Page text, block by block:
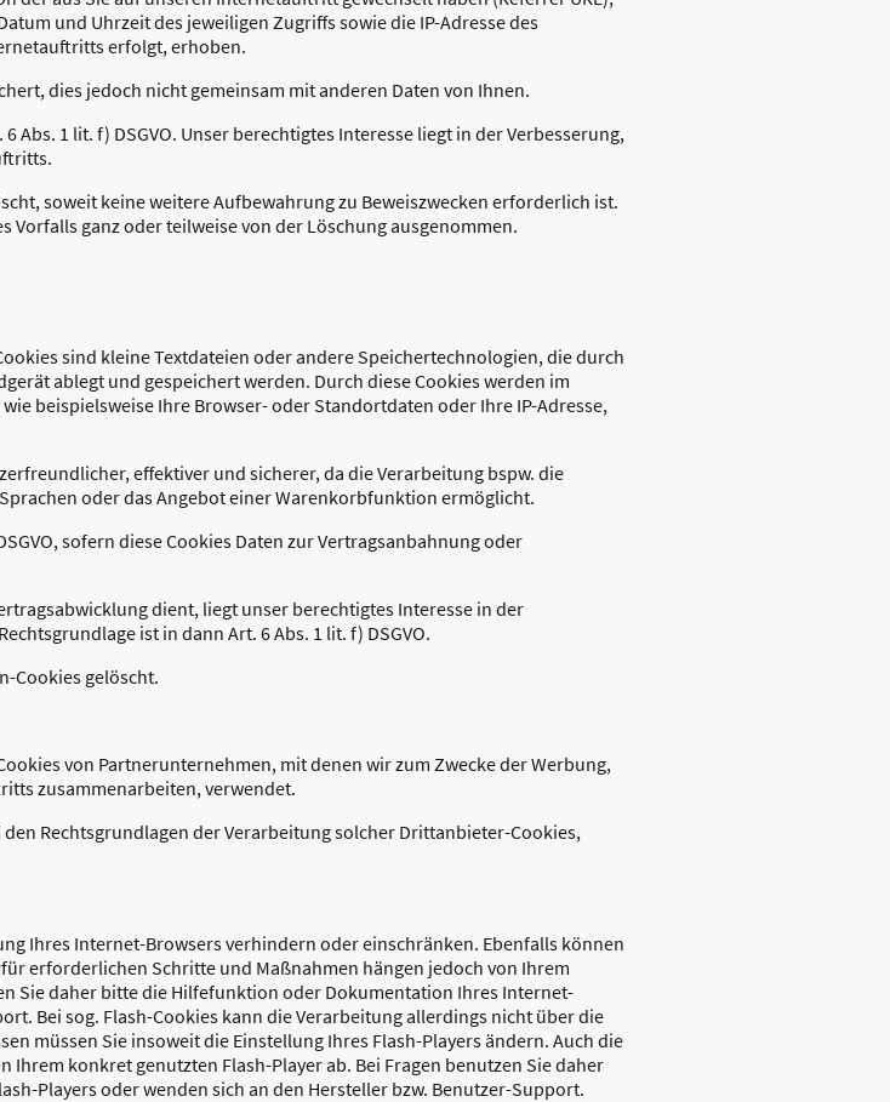
und Uhrzeit des jeweiligen Zugriffs sowie die IP-Adresse des
erfolgt, erhoben.
dies jedoch nicht gemeinsam mit anderen Daten von Ihnen.
Abs. 1 lit. f) DSGVO. Unser berechtigtes Interesse liegt in der Verbesserung,
soweit keine weitere Aufbewahrung zu Beweiszwecken erforderlich ist.
ganz oder teilweise von der Löschung ausgenommen.
sind kleine Textdateien oder andere Speichertechnologien, die durch
ablegt und gespeichert werden. Durch diese Cookies werden im
beispielsweise Ihre Browser- oder Standortdaten oder Ihre IP-Adresse,
effektiver und sicherer, da die Verarbeitung bspw. die
oder das Angebot einer Warenkorbfunktion ermöglicht.
sofern diese Cookies Daten zur Vertragsanbahnung oder
dient, liegt unser berechtigtes Interesse in der
ist in dann Art. 6 Abs. 1 lit. f) DSGVO.
Cookies gelöscht.
von Partnerunternehmen, mit denen wir zum Zwecke der Werbung,
zusammenarbeiten, verwendet.
Rechtsgrundlagen der Verarbeitung solcher Drittanbieter-Cookies,
Ihres Internet-Browsers verhindern oder einschränken. Ebenfalls können
erforderlichen Schritte und Maßnahmen hängen jedoch von Ihrem
Sie daher bitte die Hilfefunktion oder Dokumentation Ihres Internet-
Bei sog. Flash-Cookies kann die Verarbeitung allerdings nicht über die
müssen Sie insoweit die Einstellung Ihres Flash-Players ändern. Auch die
konkret genutzten Flash-Player ab. Bei Fragen benutzen Sie daher
Players oder wenden sich an den Hersteller bzw. Benutzer-Support.